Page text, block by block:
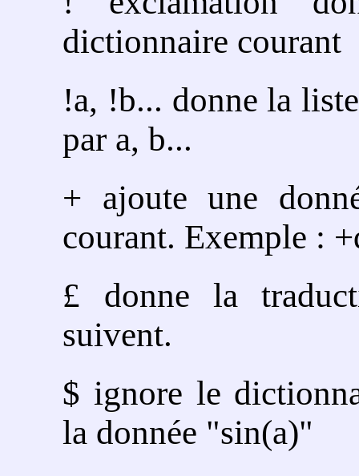
dictionnaire courant
!a, !b... donne la
par a, b...
+ ajoute une
courant. Exemple :
£ donne la
suivent.
$ ignore le
la donnée "sin(a)"